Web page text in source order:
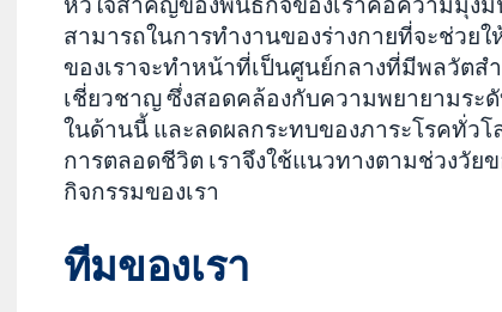
สามารถในการทำงานของร่างกายที่จะช่วย
ของเราจะทำหน้าที่เป็นศูนย์กลางที่มีพลวัต
เชี่ยวชาญ ซึ่งสอดคล้องกับความพยายามระ
ในด้านนี้ และลดผลกระทบของภาระโรคทั่วโ
การตลอดชีวิต เราจึงใช้แนวทางตามช่วงวัย
กิจกรรมของเรา
ทีมของเรา